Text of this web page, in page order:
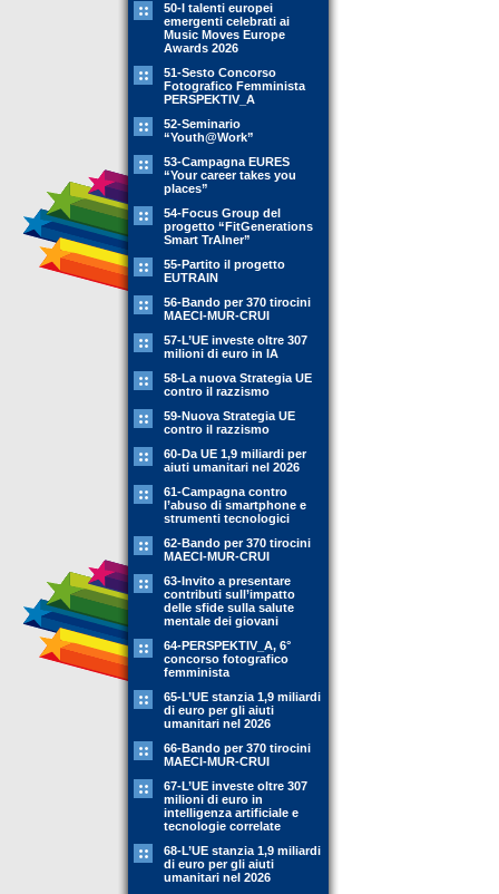
50-I talenti europei
emergenti celebrati ai
Music Moves Europe
Awards 2026
51-Sesto Concorso
Fotografico Femminista
PERSPEKTIV_A
52-Seminario
“Youth@Work”
53-Campagna EURES
“Your career takes you
places”
54-Focus Group del
progetto “FitGenerations
Smart TrAIner”
55-Partito il progetto
EUTRAIN
56-Bando per 370 tirocini
MAECI-MUR-CRUI
57-L’UE investe oltre 307
milioni di euro in IA
58-La nuova Strategia UE
contro il razzismo
59-Nuova Strategia UE
contro il razzismo
60-Da UE 1,9 miliardi per
aiuti umanitari nel 2026
61-Campagna contro
l’abuso di smartphone e
strumenti tecnologici
62-Bando per 370 tirocini
MAECI-MUR-CRUI
63-Invito a presentare
contributi sull’impatto
delle sfide sulla salute
mentale dei giovani
64-PERSPEKTIV_A, 6°
concorso fotografico
femminista
65-L’UE stanzia 1,9 miliardi
di euro per gli aiuti
umanitari nel 2026
66-Bando per 370 tirocini
MAECI-MUR-CRUI
67-L’UE investe oltre 307
milioni di euro in
intelligenza artificiale e
tecnologie correlate
68-L’UE stanzia 1,9 miliardi
di euro per gli aiuti
umanitari nel 2026